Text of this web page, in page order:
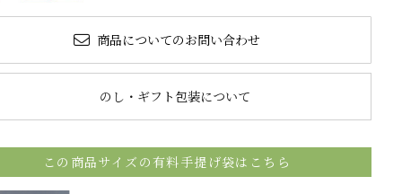
商品についてのお問い合わせ
のし・ギフト包装について
この商品サイズの有料手提げ袋はこちら